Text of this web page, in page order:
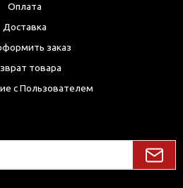
Оплата
Доставка
заказ
товара
с Пользователем